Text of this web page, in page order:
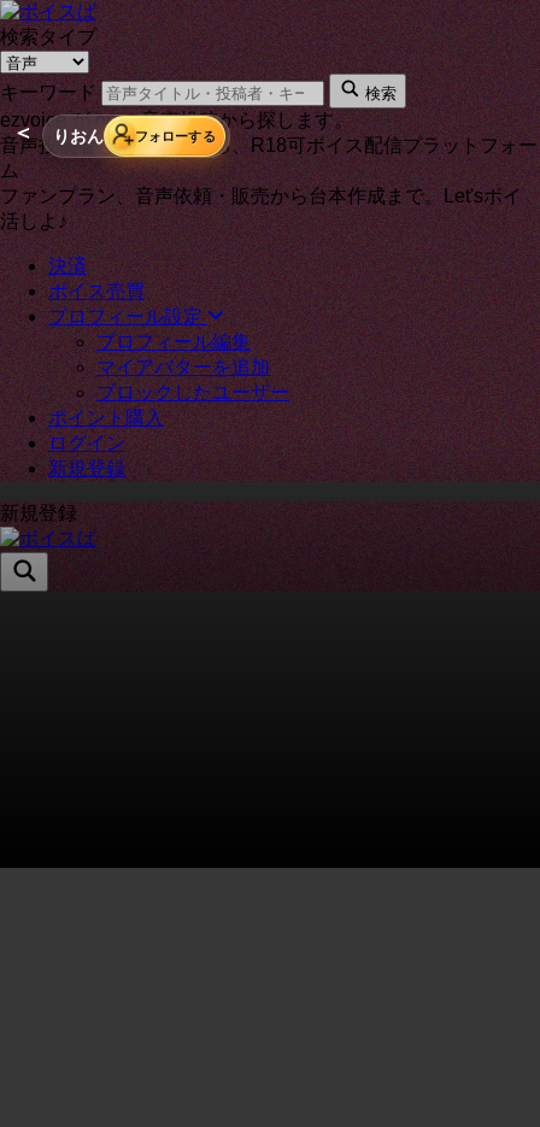
検索タイプ
キーワード 検索
ezvoice が on の音声投稿から探します。
音声投稿者と通話もできる、R18可ボイス配信プラットフォー
ム
ファンプラン、音声依頼・販売から台本作成まで。Let'sボイ
活しよ♪
決済
ボイス売買
プロフィール設定
プロフィール編集
マイアバターを追加
ブロックしたユーザー
ポイント購入
ログイン
新規登録
新規登録
＜ りおん フォローする